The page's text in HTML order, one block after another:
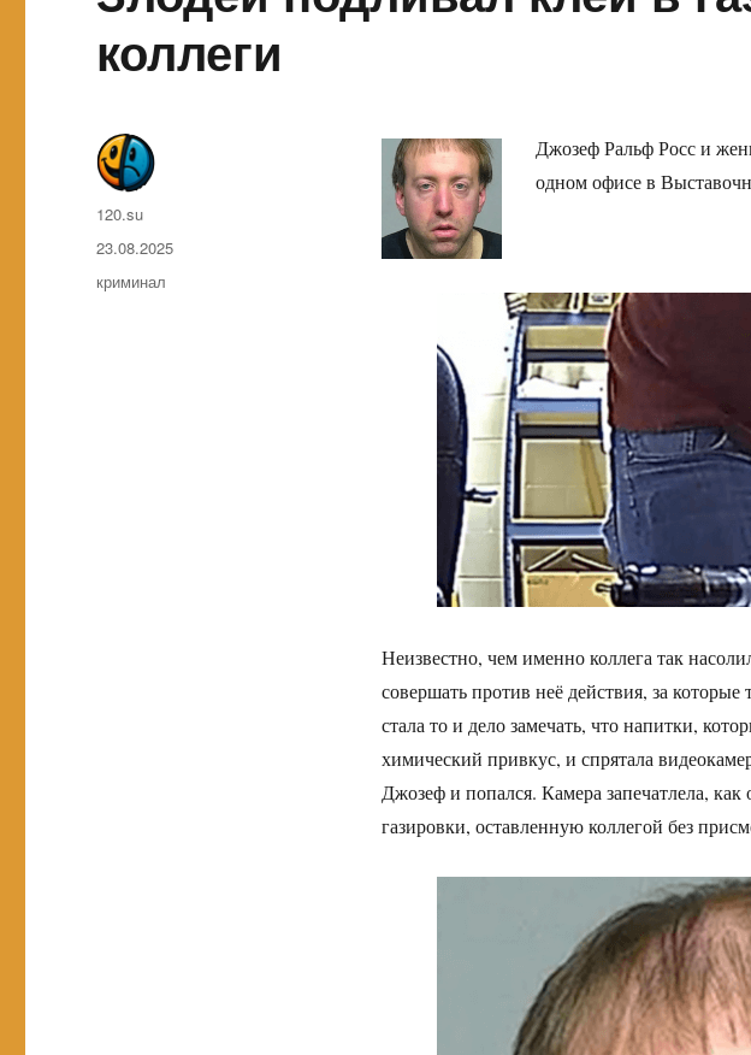
коллеги
Джозеф Ральф Росс и
одном офисе в
Неизвестно, чем именно коллега так
совершать против неё действия, за которые
стала то и дело замечать, что напитки,
химический привкус, и спрятала
Джозеф и попался. Камера запечатлела,
газировки, оставленную коллегой без
Автор
120.su
Опубликовано
23.08.2025
Метки
криминал